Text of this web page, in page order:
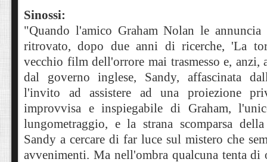
Sinossi:
"Quando l'amico Graham Nolan le annuncia
ritrovato, dopo due anni di ricerche, 'La
vecchio film dell'orrore mai trasmesso e, anzi,
dal governo inglese, Sandy, affascinata
l'invito ad assistere ad una proiezione
improvvisa e inspiegabile di Graham,
lungometraggio, e la strana scomparsa
Sandy a cercare di far luce sul mistero che
avvenimenti. Ma nell'ombra qualcuna tenta di